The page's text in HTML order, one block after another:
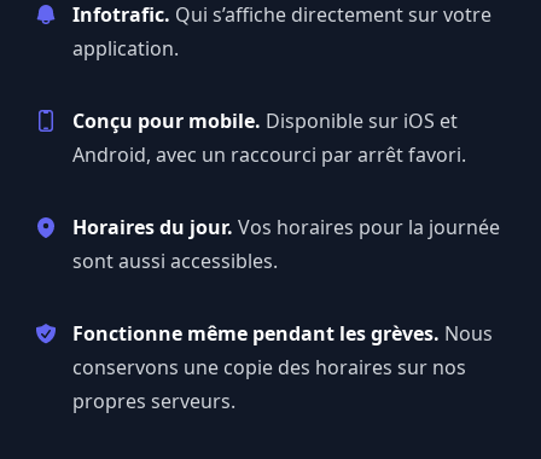
Infotrafic. Qui s’affiche directement sur votre
application.
Conçu pour mobile. Disponible sur iOS et
Android, avec un raccourci par arrêt favori.
Horaires du jour. Vos horaires pour la journée
sont aussi accessibles.
Fonctionne même pendant les grèves. Nous
conservons une copie des horaires sur nos
propres serveurs.